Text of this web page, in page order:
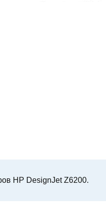
HP DesignJet Z6200.